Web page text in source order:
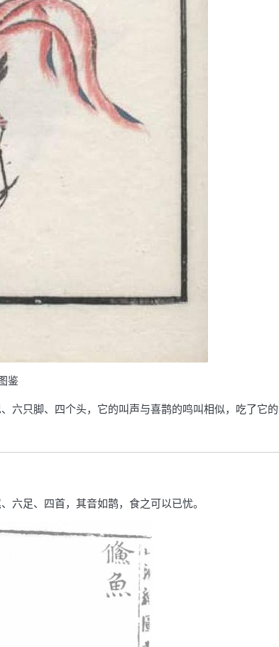
鉴
六只脚、四个头，它的叫声与喜鹊的鸣叫相似，吃了它的
六足、四首，其音如鹊，食之可以已忧。